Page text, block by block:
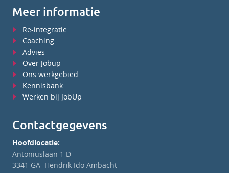
Meer informatie
Re-integratie
Coaching
Advies
Over Jobup
Ons werkgebied
Kennisbank
Werken bij JobUp
Contactgegevens
Hoofdlocatie:
Antoniuslaan 1 D
3341 GA Hendrik Ido Ambacht